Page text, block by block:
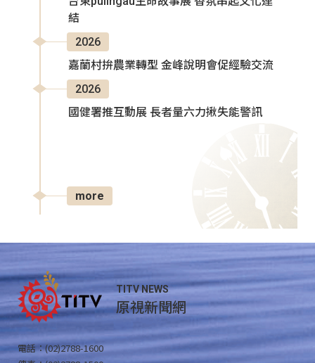
結
2026
嘉蘭村拚農業轉型 金峰說明會促經驗交流
2026
國健署推互動展 長者量六力揪失能警訊
more
TITV NEWS
原視新聞網
電話：(02)2788-1600